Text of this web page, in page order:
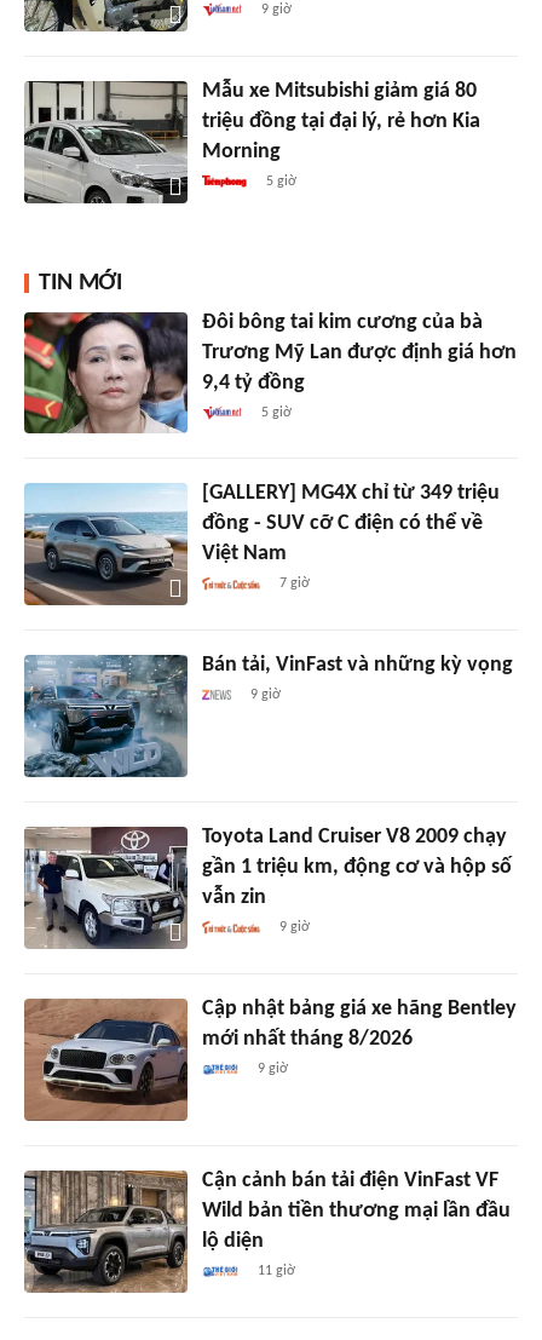
9 giờ
Mẫu xe Mitsubishi giảm giá 80
triệu đồng tại đại lý, rẻ hơn Kia
Morning
5 giờ
TIN MỚI
Đôi bông tai kim cương của bà
Trương Mỹ Lan được định giá hơn
9,4 tỷ đồng
5 giờ
[GALLERY] MG4X chỉ từ 349 triệu
đồng - SUV cỡ C điện có thể về
Việt Nam
7 giờ
Bán tải, VinFast và những kỳ vọng
9 giờ
Toyota Land Cruiser V8 2009 chạy
gần 1 triệu km, động cơ và hộp số
vẫn zin
9 giờ
Cập nhật bảng giá xe hãng Bentley
mới nhất tháng 8/2026
9 giờ
Cận cảnh bán tải điện VinFast VF
Wild bản tiền thương mại lần đầu
lộ diện
11 giờ